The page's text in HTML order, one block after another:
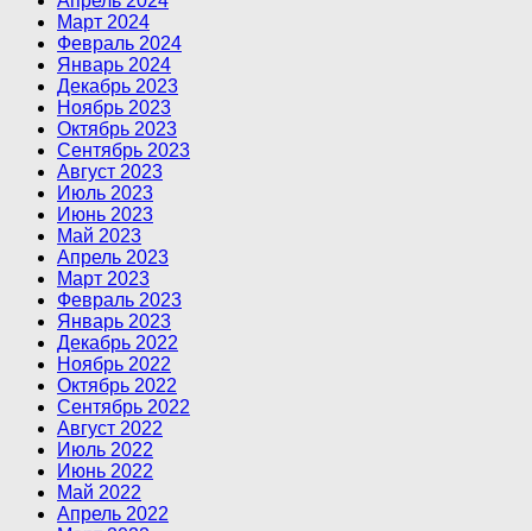
Март 2024
Февраль 2024
Январь 2024
Декабрь 2023
Ноябрь 2023
Октябрь 2023
Сентябрь 2023
Август 2023
Июль 2023
Июнь 2023
Май 2023
Апрель 2023
Март 2023
Февраль 2023
Январь 2023
Декабрь 2022
Ноябрь 2022
Октябрь 2022
Сентябрь 2022
Август 2022
Июль 2022
Июнь 2022
Май 2022
Апрель 2022